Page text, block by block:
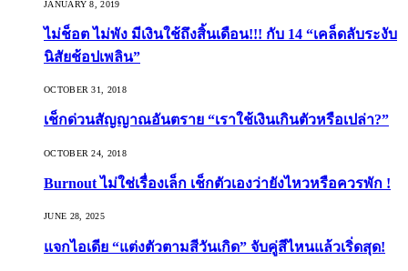
JANUARY 8, 2019
ไม่ช็อต ไม่พัง มีเงินใช้ถึงสิ้นเดือน!!! กับ 14 “เคล็ดลับระงับ
นิสัยช้อปเพลิน”
OCTOBER 31, 2018
เช็กด่วนสัญญาณอันตราย “เราใช้เงินเกินตัวหรือเปล่า?”
OCTOBER 24, 2018
Burnout ไม่ใช่เรื่องเล็ก เช็กตัวเองว่ายังไหวหรือควรพัก !
JUNE 28, 2025
แจกไอเดีย “แต่งตัวตามสีวันเกิด” จับคู่สีไหนแล้วเริ่ดสุด!